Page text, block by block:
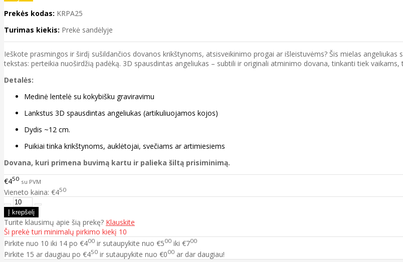
Prekės kodas: KRPA25
Turimas kiekis: Prekė sandėlyje
Ieškote prasmingos ir širdį sušildančios dovanos krikštynoms, atsisveikinimo progai ar išleistuvėms? Šis mielas
tekstas: perteikia nuoširdžią padėką. 3D spausdintas angeliukas – subtili ir originali atminimo dovana, tinkanti tiek vaikams,
Detalės:
Medinė lentelė su kokybišku graviravimu
Lankstus 3D spausdintas angeliukas (artikuliuojamos kojos)
Dydis ~12 cm.
Puikiai tinka krikštynoms, auklėtojai, svečiams ar artimiesiems
Dovana, kuri primena buvimą kartu ir palieka šiltą prisiminimą.
€450 su PVM
Vieneto kaina: €450
Turite klausimų apie šią prekę? Klauskite
Ši prekė turi minimalų pirkimo kiekį 10
Pirkite nuo 10 iki 14 po €400 ir sutaupykite nuo €500 iki €700
Pirkite 15 ar daugiau po €450 ir sutaupykite nuo €000 ar dar daugiau!